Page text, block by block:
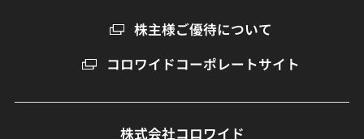
株主様ご優待について
コロワイドコーポレートサイト
株式会社コロワイド